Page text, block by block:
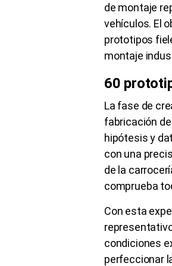
de montaje
vehículos. El
prototipos
montaje
60
La fase de
fabricación
hipótesis y
con una
de la
comprueba
Con esta
condiciones
perfeccionar